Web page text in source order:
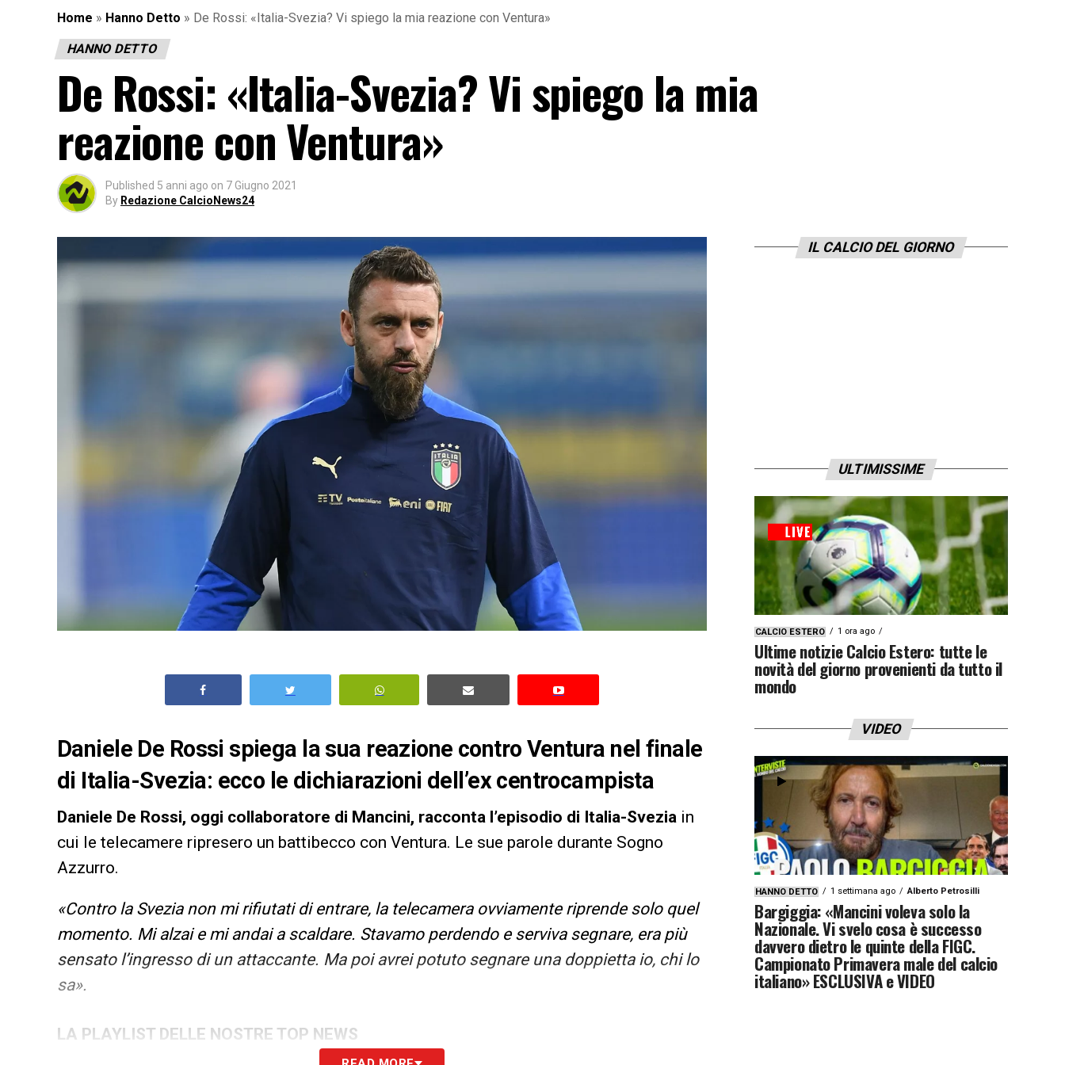
Home » Hanno Detto » De Rossi: «Italia-Svezia? Vi spiego la mia reazione con Ventura»
HANNO DETTO
De Rossi: «Italia-Svezia? Vi spiego la mia
reazione con Ventura»
Published 5 anni ago on 7 Giugno 2021
By Redazione CalcioNews24
Daniele De Rossi spiega la sua reazione contro Ventura nel finale
di Italia-Svezia: ecco le dichiarazioni dell’ex centrocampista
Daniele De Rossi, oggi collaboratore di Mancini, racconta l’episodio di Italia-Svezia in
cui le telecamere ripresero un battibecco con Ventura. Le sue parole durante Sogno
Azzurro.
«Contro la Svezia non mi rifiutati di entrare, la telecamera ovviamente riprende solo quel
momento. Mi alzai e mi andai a scaldare. Stavamo perdendo e serviva segnare, era più
sensato l’ingresso di un attaccante. Ma poi avrei potuto segnare una doppietta io, chi lo
sa».
LA PLAYLIST DELLE NOSTRE TOP NEWS
IL CALCIO DEL GIORNO
ULTIMISSIME
CALCIO ESTERO 1 ora ago
Ultime notizie Calcio Estero: tutte le
novità del giorno provenienti da tutto il
mondo
VIDEO
HANNO DETTO 1 settimana ago Alberto Petrosilli
Bargiggia: «Mancini voleva solo la
Nazionale. Vi svelo cosa è successo
davvero dietro le quinte della FIGC.
Campionato Primavera male del calcio
italiano» ESCLUSIVA e VIDEO